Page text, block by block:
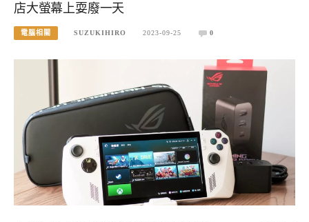
店大螢幕上耍廢一天
電腦相關 SUZUKIHIRO 2023-09-25 0